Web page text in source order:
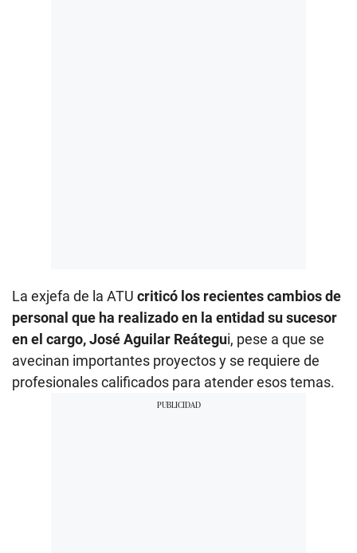
La exjefa de la ATU criticó los recientes cambios de
personal que ha realizado en la entidad su sucesor
en el cargo, José Aguilar Reátegui, pese a que se
avecinan importantes proyectos y se requiere de
profesionales calificados para atender esos temas.